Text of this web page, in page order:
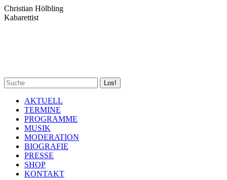
Zum
Inhalt
Christian Hölbling
Kabarettist
Spotify
page
opens
new
window
Facebook
page
opens
new
window
YouTube
page
opens
new
window
Instagram
page
opens
new
window
Search:
AKTUELL
TERMINE
PROGRAMME
MUSIK
MODERATION
BIOGRAFIE
PRESSE
SHOP
KONTAKT